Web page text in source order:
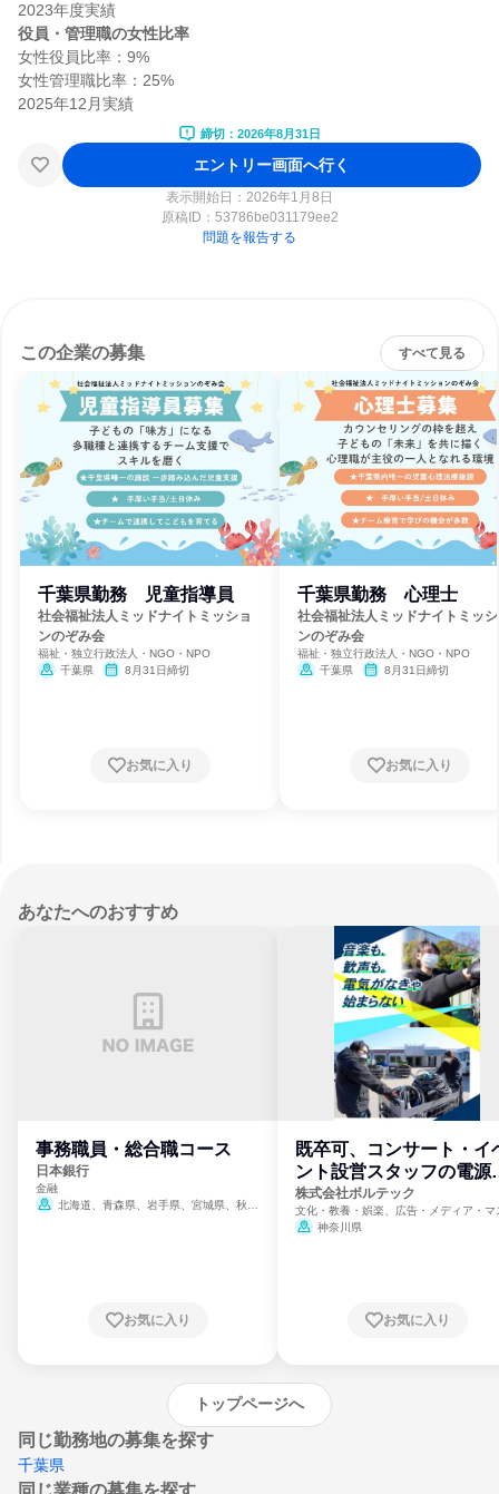
役員・管理職の女性比率
女性役員比率：9%
女性管理職比率：25%
締切：2026年8月31日
エントリー画面へ行く
表示開始日：2026年1月8日
原稿ID： 53786be031179ee2
問題を報告する
この企業の募集 すべて見る
千葉県勤務 児童指導員
社会福祉法人ミッドナイトミッショ
ンのぞみ会
福祉・独立行政法人・NGO・NPO
千葉県
8月31日締切
お気に入り
千葉県勤務 心理士
社会福祉法人ミッドナイトミッ
ンのぞみ会
福祉・独立行政法人・NGO・NPO
千葉県
8月31日締切
お気に入り
あなたへのおすすめ
事務職員・総合職コース
日本銀行
金融
北海道、青森県、岩手県、宮城県、秋田
崎県、熊本県、大分県、宮崎県、鹿児島県、
お気に入り
既卒可、コンサート・イ
ント設営スタッフの電源
門
株式会社ボルテック
文化・教養・娯楽、広告・メディア・マ
ミ、電力・ガス・水道・エネルギー
神奈川県
お気に入り
トップページへ
同じ勤務地の募集を探す
千葉県
同じ業種の募集を探す